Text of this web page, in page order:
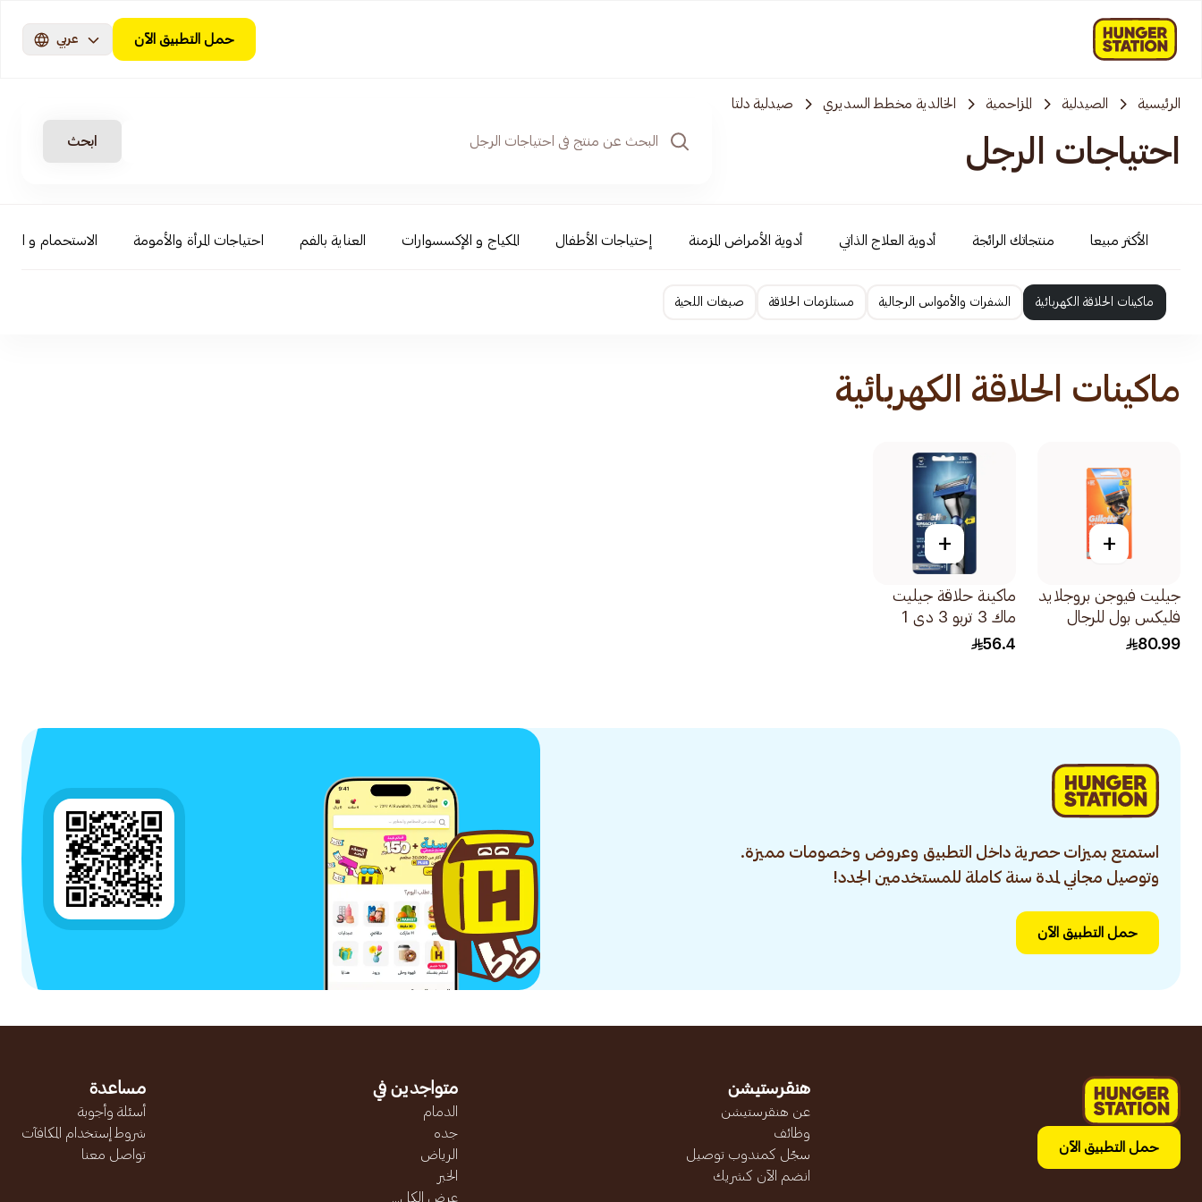
حمل التطبيق الآن عربي
الرئيسية الصيدلية المزاحمية‎‎ الخالدية مخطط السديري صيدلية دلتا
احتياجات الرجل ابحث
الأكثر مبيعا منتجاتك الرائجة أدوية العلاج الذاتي أدوية الأمراض المزمنة إحتياجات الأطفال المكياج و الإكسسوارات العناية بالفم احتياجات المرأة والأمومة الاستحمام و السبا
ماكينات الحلاقة الكهربائية الشفرات والأمواس الرجالية مستلزمات الحلاقة صبغات اللحية
ماكينات الحلاقة الكهربائية
+
جيليت فيوجن بروجلايد
فليكس بول للرجال
مقبض ماكينة الحلاقة
80.99
+
ماكينة حلاقة جيليت
ماك 3 تربو 3 دي 1
مقبض مع شفرتين
56.4
استمتع بميزات حصرية داخل التطبيق وعروض وخصومات مميزة.
وتوصيل مجاني لمدة سنة كاملة للمستخدمين الجدد!
حمل التطبيق الآن
حمل التطبيق الآن
هنقرستيشن
عن هنقرستيشن
وظائف
سجّل كمندوب توصيل
انضم الآن كشريك
متواجدين في
الدمام
جده
الرياض
الخبر
عرض الكل...
مساعدة
أسئلة وأجوبة
شروط إستخدام المكافآت
تواصل معنا